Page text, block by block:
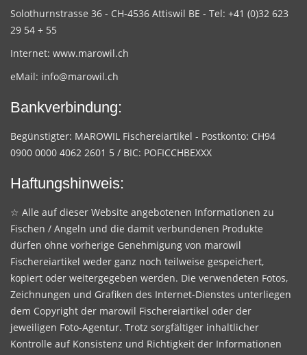
Solothurnstrasse 36 - CH-4536 Attiswil BE - Tel: +41 (0)32 623
29 54 + 55
Internet: www.marowil.ch
eMail: info@marowil.ch
Bankverbindung:
Begünstigter: MAROWIL Fischereiartikel - Postkonto: CH94
0900 0000 4062 2601 5 / BIC: POFICCHBEXXX
Haftungshinweis:
☆ Alle auf dieser Website angebotenen Informationen zu
Fischen / Angeln und die damit verbundenen Produkte
dürfen ohne vorherige Genehmigung von marowil
Fischereiartikel weder ganz noch teilweise gespeichert,
kopiert oder weitergegeben werden. Die verwendeten Fotos,
Zeichnungen und Grafiken des Internet-Dienstes unterliegen
dem Copyright der marowil Fischereiartikel oder der
jeweiligen Foto-Agentur. Trotz sorgfältiger inhaltlicher
Kontrolle auf Konsistenz und Richtigkeit der Informationen